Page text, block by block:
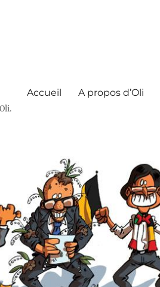
Accueil A propos d’Oli